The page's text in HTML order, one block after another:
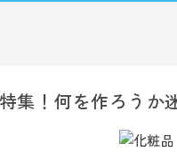
集！何を作ろうか